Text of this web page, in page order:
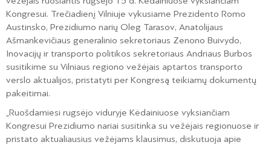
Kongresui. Trečiadienį Vilniuje vykusiame Prezidento Romo
Austinsko, Prezidiumo narių Oleg Tarasov, Anatolijaus
Ašmankevičiaus generalinio sekretoriaus Zenono Buivydo,
Inovacijų ir transporto politikos sekretoriaus Andriaus Burbos
susitikime su Vilniaus regiono vežėjais aptartos transporto
verslo aktualijos, pristatyti per Kongresą teikiamų dokumentų
pakeitimai.
„Ruošdamiesi rugsėjo viduryje Kėdainiuose vyksiančiam
Kongresui Prezidiumo nariai susitinka su vežėjais regionuose ir
pristato aktualiausius vežėjams klausimus, diskutuoja apie